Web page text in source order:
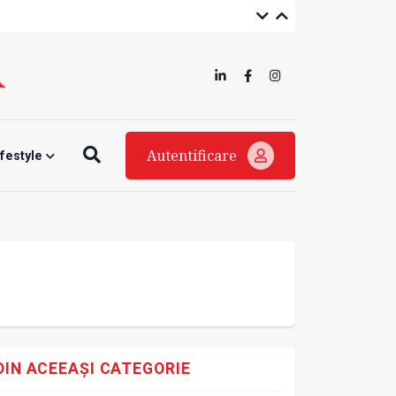
Autentificare
ACEEAȘI CATEGORIE